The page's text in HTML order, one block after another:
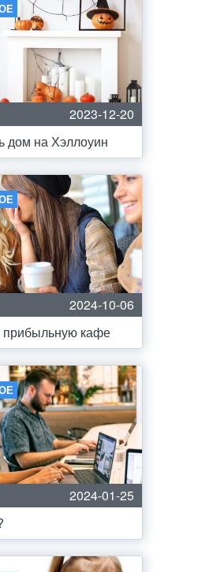
2023-12-20
дом на Хэллоуин
2024-10-06
прибыльную кафе
2024-01-25